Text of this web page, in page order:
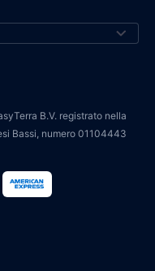
B.V. registrato nella
Bassi, numero 01104443